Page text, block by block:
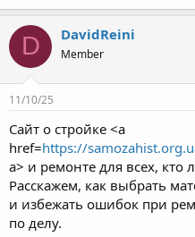
D DavidReini
Member
11/10/25
Сайт о стройке <a
href=https://
a> и ремонте для всех, кто
Расскажем, как выбрать
и избежать ошибок при
по делу.